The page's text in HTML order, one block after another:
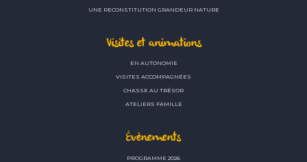
UNE RECONSTITUTION GRANDEUR NATURE
Visites et animations
EN AUTONOMIE
VISITES ACCOMPAGNÉES
CHASSE AU TRÉSOR
ATELIERS FAMILLE
Évènements
PROGRAMME 2026